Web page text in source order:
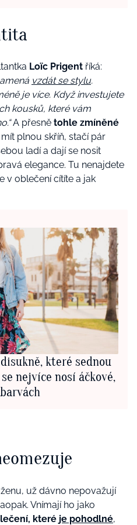
Loïc Prigent říká:
vzdát se stylu.
je více. Když investujete
kousků, které vám
A přesně tohle zmíněné
plnou skříň, stačí pár
ladí a dají se nosit
elegance. Tu nenajdete
v oblečení cítíte a jak
které sednou
nejvíce nosí áčkové,
už dávno nepovažují
Vnímají ho jako
které je pohodlné,